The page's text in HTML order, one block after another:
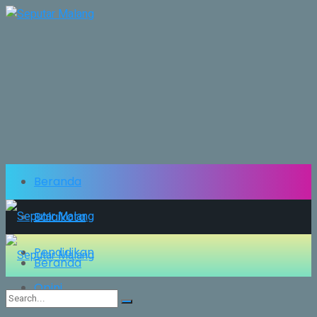
Beranda
Balaikota
Pendidikan
Opini
Beranda
Balaikota